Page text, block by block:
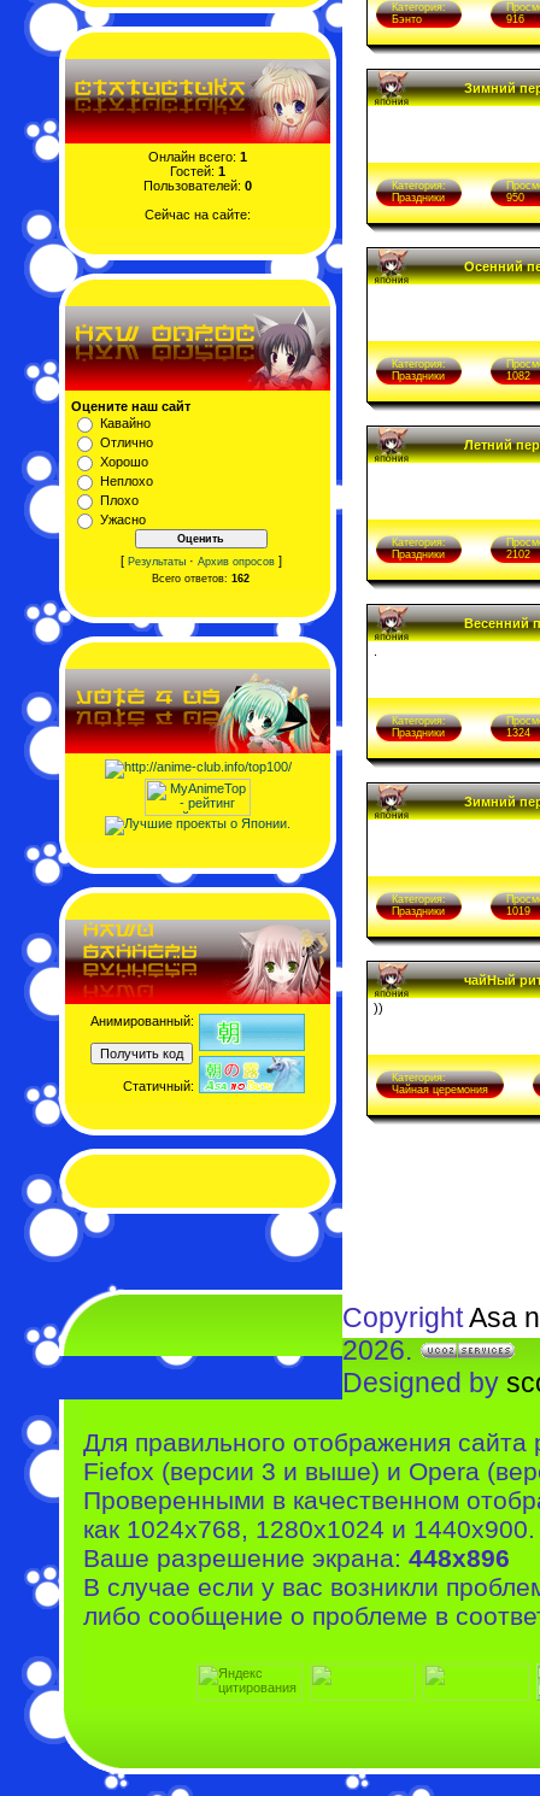
Онлайн всего: 1
Гостей: 1
Пользователей: 0
Сейчас на сайте:
Оцените наш сайт
Кавайно
Отлично
Хорошо
Неплохо
Плохо
Ужасно
[ Результаты· Архив опросов]
Всего ответов: 162
Анимированный:
Статичный:
Категория:
Бэнто
916
Зимний
Категория:
Праздники
950
Осенний
Категория:
Праздники
1082
Летний
Категория:
Праздники
2102
Весенний
Категория:
Праздники
1324
Зимний
Категория:
Праздники
1019
чайHый
))
Категория:
Чайная церемония
CopyrightAsa
2026.
Designed by
Для правильного отображения
Fiefox (версии 3 и выше) и Opera
Проверенными в качественном
как 1024x768, 1280x1024 и 1440x900.
Ваше разрешение экрана: 448x896
В случае если у вас возникли
либо сообщение о проблеме в